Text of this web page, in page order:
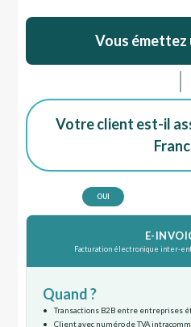
Vous
Votre client est-il
OUI
E-
Facturation électronique inter-
Quand ?
Transactions B2B entre entreprises
Client avec numéro de TVA